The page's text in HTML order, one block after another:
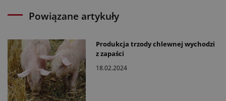
Powiązane artykuły
Produkcja trzody chlewnej wychodzi
z zapaści
18.02.2024